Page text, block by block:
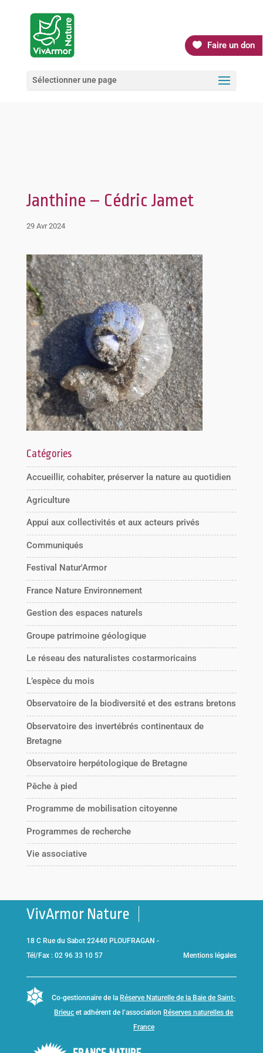
Faire un don
Sélectionner une page
Janthine – Cédric Jamet
29 Avr 2024
Catégories
Accueillir, cohabiter, préserver la nature au quotidien
Agriculture
Appui aux collectivités et aux acteurs privés
Communiqués
Festival Natur'Armor
France Nature Environnement
Gestion des espaces naturels
Groupe patrimoine géologique
Le réseau des naturalistes costarmoricains
L’espèce du mois
Observatoire de la biodiversité et des estrans bretons
Observatoire des invertébrés continentaux de
Bretagne
Observatoire herpétologique de Bretagne
Pêche à pied
Programme de mobilisation citoyenne
Programmes de recherche
Vie associative
VivArmor Nature
18 C Rue du Sabot 22440 PLOUFRAGAN -
Tél/Fax : 02 96 33 10 57
Mentions légales
Co-gestionnaire de la Réserve Naturelle de la Baie de Saint-
Brieuc et adhérent de l’association Réserves naturelles de
France